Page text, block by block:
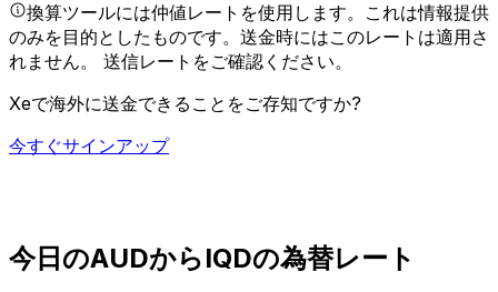
換算ツールには仲値レートを使用します。これは情報提供
のみを目的としたものです。送金時にはこのレートは適用さ
れません。 送信レートをご確認ください。
Xeで海外に送金できることをご存知ですか?
今すぐサインアップ
今日のAUDからIQDの為替レート